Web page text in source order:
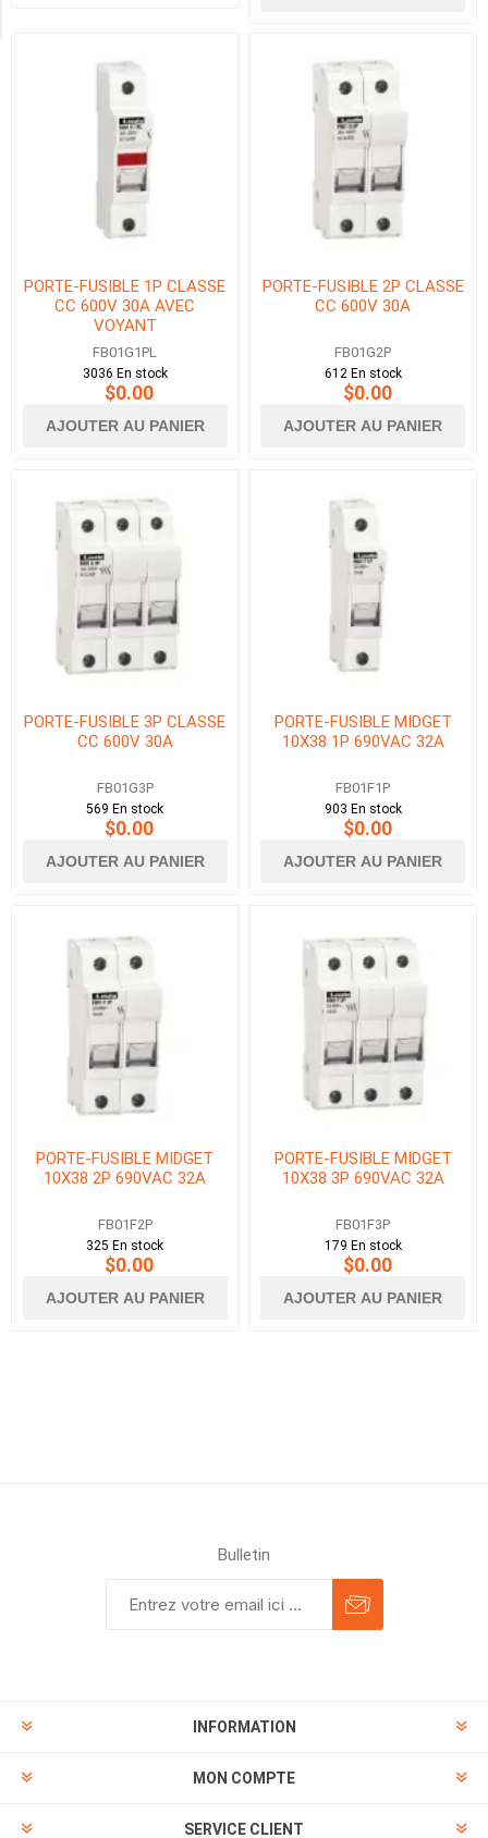
PORTE-FUSIBLE 1P CLASSE
CC 600V 30A AVEC
VOYANT
FB01G1PL
3036 En stock
$0.00
AJOUTER AU PANIER
PORTE-FUSIBLE 2P CLASSE
CC 600V 30A
FB01G2P
612 En stock
$0.00
AJOUTER AU PANIER
PORTE-FUSIBLE 3P CLASSE
CC 600V 30A
FB01G3P
569 En stock
$0.00
AJOUTER AU PANIER
PORTE-FUSIBLE MIDGET
10X38 1P 690VAC 32A
FB01F1P
903 En stock
$0.00
AJOUTER AU PANIER
PORTE-FUSIBLE MIDGET
10X38 2P 690VAC 32A
FB01F2P
325 En stock
$0.00
AJOUTER AU PANIER
PORTE-FUSIBLE MIDGET
10X38 3P 690VAC 32A
FB01F3P
179 En stock
$0.00
AJOUTER AU PANIER
Bulletin
INFORMATION
MON COMPTE
SERVICE CLIENT